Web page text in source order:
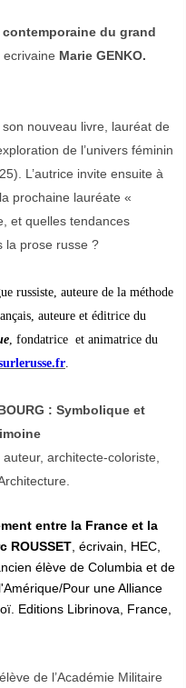
du grand
ecrivaine Marie GENKO.
nouveau livre, lauréat de
de l’univers féminin
L’autrice invite ensuite à
prochaine lauréate «
et quelles tendances
la prose russe ?
russiste, auteure de la méthode
auteure et éditrice du
, fondatrice et animatrice du
.
: Symbolique et
auteur, architecte-coloriste,
entre la France et la
ROUSSET, écrivain, HEC,
élève de Columbia et de
Pour une Alliance
Editions Librinova, France,
de l’Académie Militaire